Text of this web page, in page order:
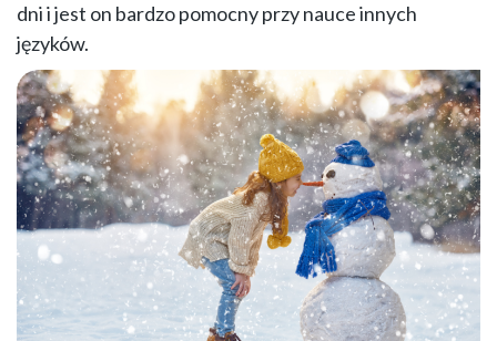
dni i jest on bardzo pomocny przy nauce innych
języków.